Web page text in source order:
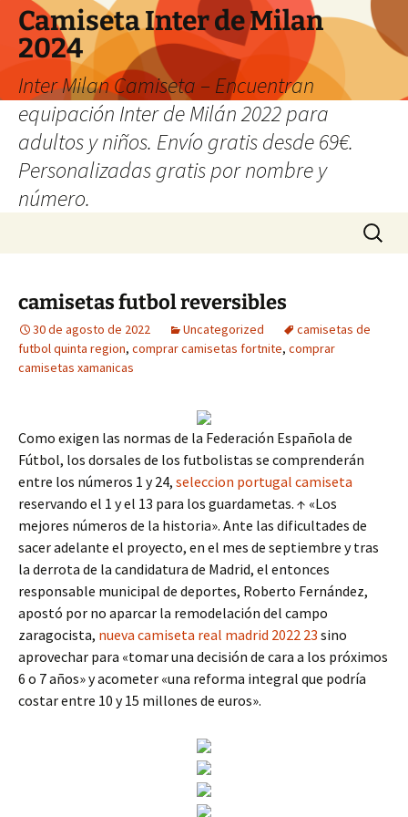
Camiseta Inter de Milan
2024
Inter Milan Camiseta – Encuentran
equipación Inter de Milán 2022 para
adultos y niños. Envío gratis desde 69€.
Personalizadas gratis por nombre y
número.
Buscar:
camisetas futbol reversibles
30 de agosto de 2022 Uncategorized
camisetas de
futbol quinta region, comprar camisetas fortnite, comprar
camisetas xamanicas
Como exigen las normas de la Federación Española de
Fútbol, los dorsales de los futbolistas se comprenderán
entre los números 1 y 24, seleccion portugal camiseta
reservando el 1 y el 13 para los guardametas. ↑ «Los
mejores números de la historia». Ante las dificultades de
sacer adelante el proyecto, en el mes de septiembre y tras
la derrota de la candidatura de Madrid, el entonces
responsable municipal de deportes, Roberto Fernández,
apostó por no aparcar la remodelación del campo
zaragocista, nueva camiseta real madrid 2022 23 sino
aprovechar para «tomar una decisión de cara a los próximos
6 o 7 años» y acometer «una reforma integral que podría
costar entre 10 y 15 millones de euros».